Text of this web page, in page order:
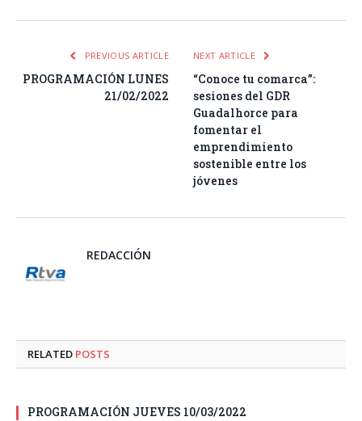
PREVIOUS ARTICLE
PROGRAMACIÓN LUNES
21/02/2022
NEXT ARTICLE
“Conoce tu comarca”:
sesiones del GDR
Guadalhorce para
fomentar el
emprendimiento
sostenible entre los
jóvenes
REDACCIÓN
RELATED POSTS
PROGRAMACIÓN JUEVES 10/03/2022